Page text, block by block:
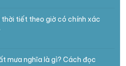
thời tiết theo giờ có chính xác
mưa nghĩa là gì? Cách đọc